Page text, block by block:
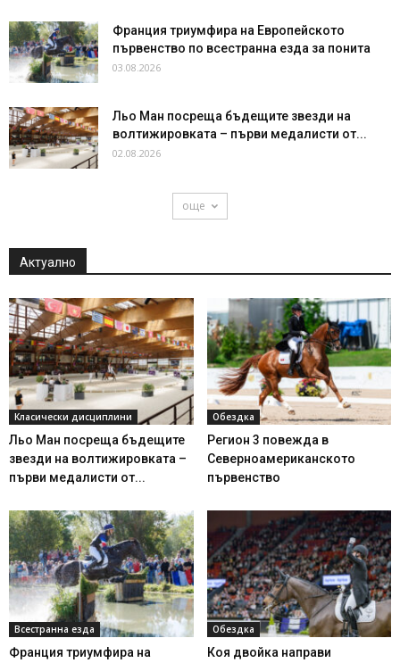
Франция триумфира на Европейското
първенство по всестранна езда за понита
03.08.2026
Льо Ман посреща бъдещите звезди на
волтижировката – първи медалисти от...
02.08.2026
още
Актуално
Класически дисциплини
Льо Ман посреща бъдещите
звезди на волтижировката –
първи медалисти от...
Обездка
Регион 3 повежда в
Северноамериканското
първенство
Всестранна езда
Франция триумфира на
Обездка
Коя двойка направи